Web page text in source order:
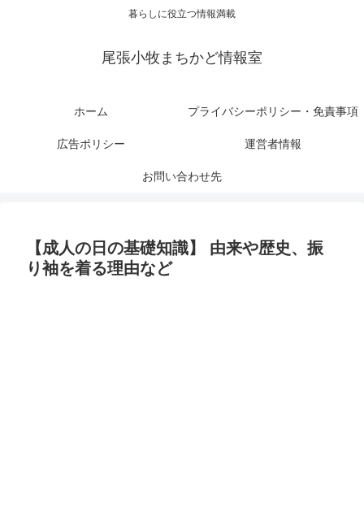
暮らしに役立つ情報満載
尾張小牧まちかど情報室
ホーム プライバシーポリシー・免責事項
広告ポリシー 運営者情報
お問い合わせ先
【成人の日の基礎知識】 由来や歴史、振
り袖を着る理由など